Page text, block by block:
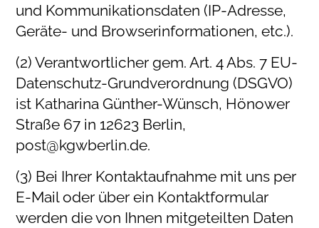
und Kommunikationsdaten (IP-Adresse,
Geräte- und Browserinformationen, etc.).
(2) Verantwortlicher gem. Art. 4 Abs. 7 EU-
Datenschutz-Grundverordnung (DSGVO)
ist Katharina Günther-Wünsch, Hönower
Straße 67 in 12623 Berlin,
post@kgwberlin.de.
(3) Bei Ihrer Kontaktaufnahme mit uns per
E-Mail oder über ein Kontaktformular
werden die von Ihnen mitgeteilten Daten